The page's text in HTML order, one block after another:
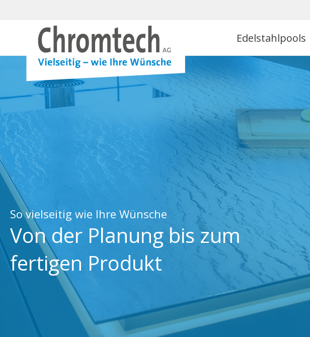
Edelstahlpools
So vielseitig wie Ihre Wünsche
Von der Planung bis zum
fertigen Produkt